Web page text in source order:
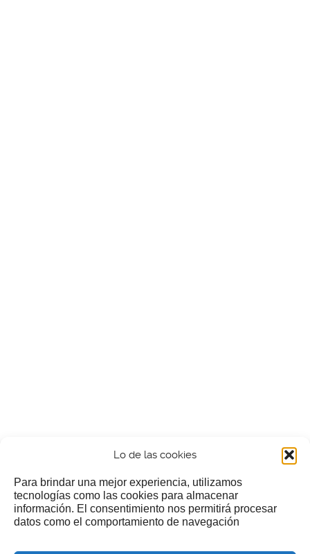
Lo de las cookies
Para brindar una mejor experiencia, utilizamos
tecnologías como las cookies para almacenar
información. El consentimiento nos permitirá procesar
datos como el comportamiento de navegación
¿Nos invitas a un cafecillo?